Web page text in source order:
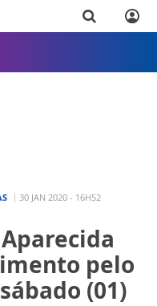
30 JAN 2020 - 16H52
pelo
(01)